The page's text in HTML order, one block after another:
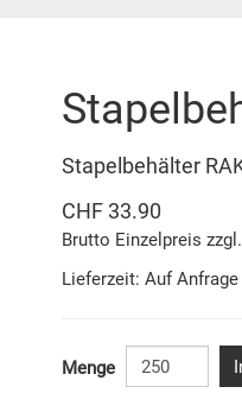
Stapelbehälter
CHF 33.90
Brutto Einzelpreis
Lieferzeit: Auf Anfrage
Menge